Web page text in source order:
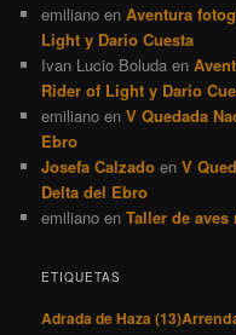
emiliano enAventura
Light y Dario Cuesta
Ivan Lucio Boluda en
Rider of Light y Dario
emiliano enV Quedada
Ebro
Josefa Calzado enV
Delta del Ebro
emiliano enTaller de
ETIQUETAS
Adrada de Haza (13)